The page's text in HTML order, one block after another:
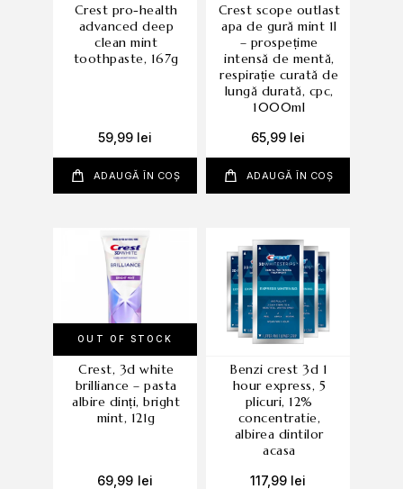
ADAUGĂ ÎN COȘ
crest pro-health
advanced deep
clean mint
toothpaste, 167g
59,99 lei
ADAUGĂ ÎN COȘ
crest scope outlast
apa de gură mint 1l
– prospețime
intensă de mentă,
respirație curată de
lungă durată, cpc,
1000ml
65,99 lei
OUT OF STOCK
crest, 3d white
brilliance – pasta
albire dinți, bright
mint, 121g
69,99 lei
benzi crest 3d 1
hour express, 5
plicuri, 12%
concentratie,
albirea dintilor
acasa
117,99 lei